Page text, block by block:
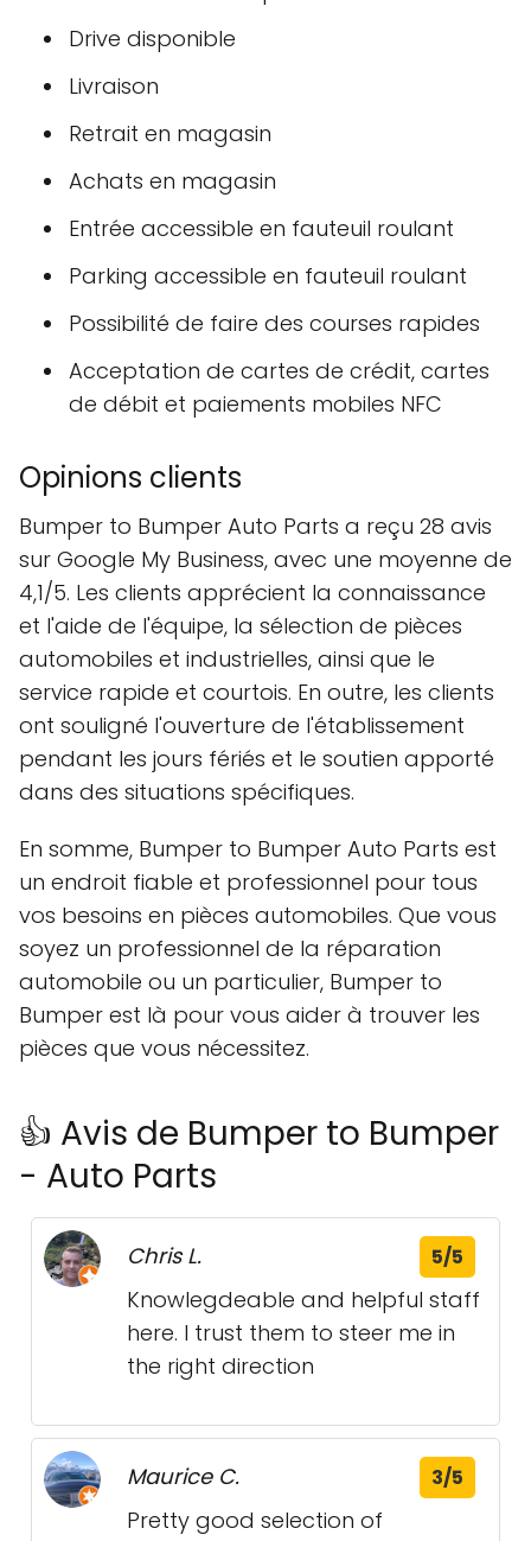
Drive disponible
Livraison
Retrait en magasin
Achats en magasin
Entrée accessible en fauteuil roulant
Parking accessible en fauteuil roulant
Possibilité de faire des courses rapides
Acceptation de cartes de crédit, cartes
de débit et paiements mobiles NFC
Opinions clients
Bumper to Bumper Auto Parts a reçu 28 avis
sur Google My Business, avec une moyenne de
4,1/5. Les clients apprécient la connaissance
et l'aide de l'équipe, la sélection de pièces
automobiles et industrielles, ainsi que le
service rapide et courtois. En outre, les clients
ont souligné l'ouverture de l'établissement
pendant les jours fériés et le soutien apporté
dans des situations spécifiques.
En somme, Bumper to Bumper Auto Parts est
un endroit fiable et professionnel pour tous
vos besoins en pièces automobiles. Que vous
soyez un professionnel de la réparation
automobile ou un particulier, Bumper to
Bumper est là pour vous aider à trouver les
pièces que vous nécessitez.
👍 Avis de Bumper to Bumper
- Auto Parts
Chris L. 5/5
Knowlegdeable and helpful staff
here. I trust them to steer me in
the right direction
Maurice C. 3/5
Pretty good selection of